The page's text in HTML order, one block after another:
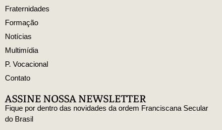
Fraternidades
Formação
Notícias
Multimídia
P. Vocacional
Contato
ASSINE NOSSA NEWSLETTER
Fique por dentro das novidades da ordem Franciscana Secular
do Brasil